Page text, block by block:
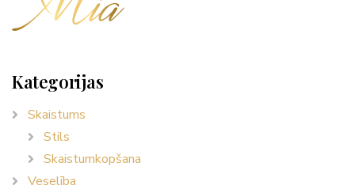
Kategorijas
Skaistums
Stils
Skaistumkopšana
Veselība